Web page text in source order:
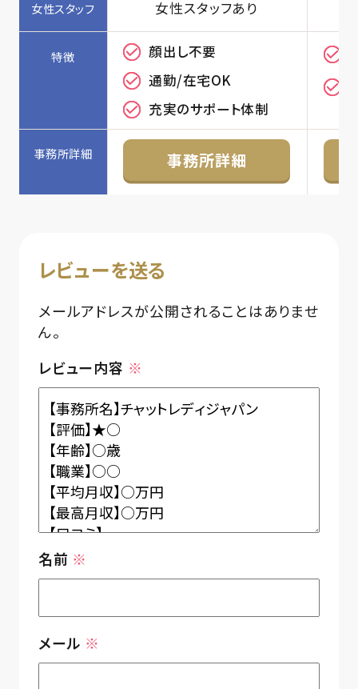
女性スタッフあり
顔出し不要
通勤/在宅OK
充実のサポート体制
事務所詳細
レビューを送る
メールアドレスが公開されることはありませ
ん。
レビュー内容 ※
名前 ※
メール ※